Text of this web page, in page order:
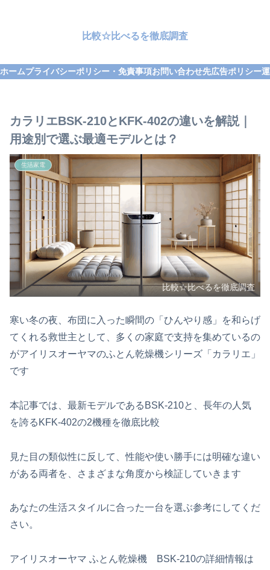
比較☆比べるを徹底調査
ホームプライバシーポリシー・免責事項お問い合わせ先広告ポリシー
カラリエBSK-210とKFK-402の違いを解説｜
用途別で選ぶ最適モデルとは？
生活家電
比較☆比べるを徹底調査
寒い冬の夜、布団に入った瞬間の「ひんやり感」を和らげ
てくれる救世主として、多くの家庭で支持を集めているの
がアイリスオーヤマのふとん乾燥機シリーズ「カラリエ」
です
本記事では、最新モデルであるBSK-210と、長年の人気
を誇るKFK-402の2機種を徹底比較
見た目の類似性に反して、性能や使い勝手には明確な違い
がある両者を、さまざまな角度から検証していきます
あなたの生活スタイルに合った一台を選ぶ参考にしてくだ
さい。
アイリスオーヤマ ふとん乾燥機 BSK-210の詳細情報は